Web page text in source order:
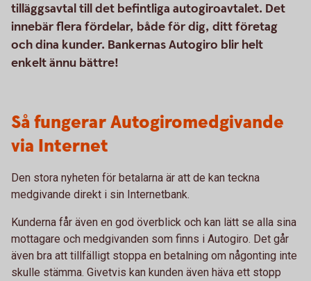
tilläggsavtal till det befintliga autogiroavtalet. Det
innebär flera fördelar, både för dig, ditt företag
och dina kunder. Bankernas Autogiro blir helt
enkelt ännu bättre!
Så fungerar Autogiromedgivande
via Internet
Den stora nyheten för betalarna är att de kan teckna
medgivande direkt i sin Internetbank.
Kunderna får även en god överblick och kan lätt se alla sina
mottagare och medgivanden som finns i Autogiro. Det går
även bra att tillfälligt stoppa en betalning om någonting inte
skulle stämma. Givetvis kan kunden även häva ett stopp